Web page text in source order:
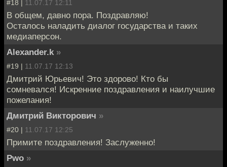
#18 | 11.07.17 12:11
В общем, давно пора. Поздравляю!
Осталось наладить диалог государства и таких
медиаперсон.
Alexander.k »
#19 | 11.07.17 12:13
Дмитрий Юрьевич! Это здорово! Кто бы
сомневался! Искренние поздравления и наилучшие
пожелания!
Дмитрий Викторович »
#20 | 11.07.17 12:25
Примите поздравления! Заслуженно!
Pwo »